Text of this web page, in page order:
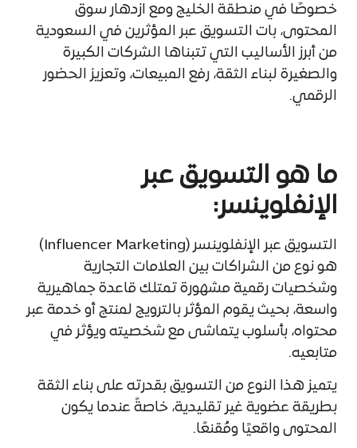
خصوصًا في منطقة الخليج ومع ازدهار سوق
المحتوى، بات التسويق عبر المؤثرين في السعودية
من أبرز الأساليب التي تتبناها الشركات الكبيرة
والصغيرة لبناء الثقة، رفع المبيعات، وتعزيز الحضور
الرقمي.
ما هو التسويق عبر
الإنفلوينسر:
التسويق عبر الإنفلوينسر (Influencer Marketing)
هو نوع من الشراكات بين العلامات التجارية
وشخصيات رقمية مشهورة تمتلك قاعدة جماهيرية
واسعة، بحيث يقوم المؤثر بالترويج لمنتج أو خدمة عبر
محتواه، بأسلوب يتماشى مع شخصيته ويؤثر في
متابعيه.
يتميز هذا النوع من التسويق بقدرته على بناء الثقة
بطريقة عضوية غير تقليدية، خاصةً عندما يكون
المحتوى واقعيًا ومُقنعًا.